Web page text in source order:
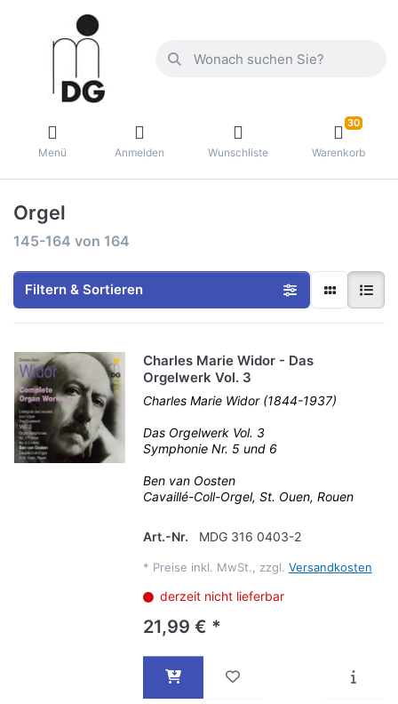
Menü Anmelden Wunschliste
30
Warenkorb
Orgel
145-164 von 164
Filtern & Sortieren
Charles Marie Widor - Das
Orgelwerk Vol. 3
Charles Marie Widor (1844-1937)
Das Orgelwerk Vol. 3
Symphonie Nr. 5 und 6
Ben van Oosten
Cavaillé-Coll-Orgel, St. Ouen, Rouen
Art.-Nr. MDG 316 0403-2
* Preise inkl. MwSt., zzgl. Versandkosten
derzeit nicht lieferbar
21,99 € *